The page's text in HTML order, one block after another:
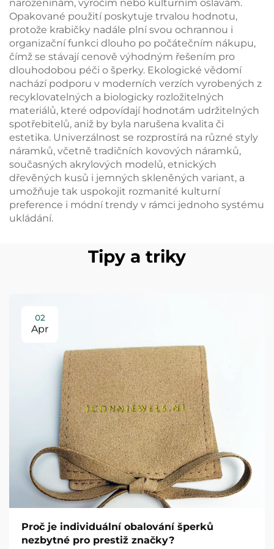
narozeninám, výročím nebo kulturním oslavám.
Opakované použití poskytuje trvalou hodnotu,
protože krabičky nadále plní svou ochrannou i
organizační funkci dlouho po počátečním nákupu,
čímž se stávají cenově výhodným řešením pro
dlouhodobou péči o šperky. Ekologické vědomí
nachází podporu v moderních verzích vyrobených z
recyklovatelných a biologicky rozložitelných
materiálů, které odpovídají hodnotám udržitelných
spotřebitelů, aniž by byla narušena kvalita či
estetika. Univerzálnost se rozprostírá na různé styly
náramků, včetně tradičních kovových náramků,
současných akrylových modelů, etnických
dřevěných kusů i jemných skleněných variant, a
umožňuje tak uspokojit rozmanité kulturní
preference i módní trendy v rámci jednoho systému
ukládání.
Tipy a triky
02
Apr
Proč je individuální obalování šperků
nezbytné pro prestiž značky?